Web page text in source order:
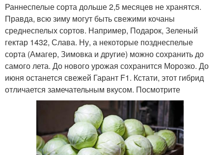
Раннеспелые сорта дольше 2,5 месяцев не хранятся.
Правда, всю зиму могут быть свежими кочаны
среднеспелых сортов. Например, Подарок, Зеленый
гектар 1432, Слава. Ну, а некоторые позднеспелые
сорта (Амагер, Зимовка и другие) можно сохранить до
самого лета. До нового урожая сохранится Морозко. До
июня останется свежей Гарант F1. Кстати, этот гибрид
отличается замечательным вкусом. Посмотрите